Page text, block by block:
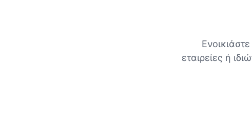
εταιρείες ή